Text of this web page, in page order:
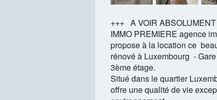
+++ A VOIR
IMMO PREMIERE agence
propose à la location ce
rénové à Luxembourg -
3ème étage.
Situé dans le quartier
offre une qualité de vie